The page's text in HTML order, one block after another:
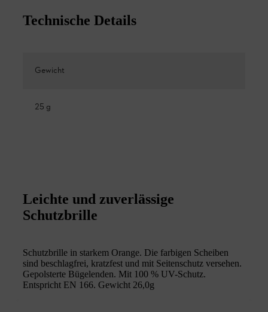
Technische Details
Gewicht
25 g
Leichte und zuverlässige
Schutzbrille
Schutzbrille in starkem Orange. Die farbigen Scheiben
sind beschlagfrei, kratzfest und mit Seitenschutz versehen.
Gepolsterte Bügelenden. Mit 100 % UV-Schutz.
Entspricht EN 166. Gewicht 26,0g